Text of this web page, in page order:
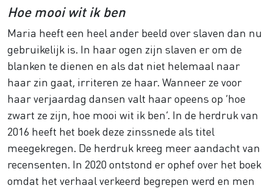
Hoe mooi wit ik ben
Maria heeft een heel ander beeld over slaven dan nu
gebruikelijk is. In haar ogen zijn slaven er om de
blanken te dienen en als dat niet helemaal naar
haar zin gaat, irriteren ze haar. Wanneer ze voor
haar verjaardag dansen valt haar opeens op ‘hoe
zwart ze zijn, hoe mooi wit ik ben’. In de herdruk van
2016 heeft het boek deze zinssnede als titel
meegekregen. De herdruk kreeg meer aandacht van
recensenten. In 2020 ontstond er ophef over het boek
omdat het verhaal verkeerd begrepen werd en men